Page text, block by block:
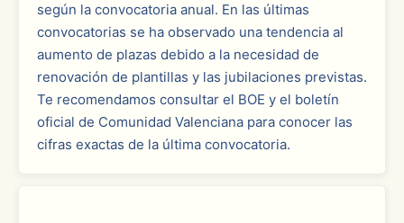
según la convocatoria anual. En las últimas
convocatorias se ha observado una tendencia al
aumento de plazas debido a la necesidad de
renovación de plantillas y las jubilaciones previstas.
Te recomendamos consultar el BOE y el boletín
oficial de Comunidad Valenciana para conocer las
cifras exactas de la última convocatoria.